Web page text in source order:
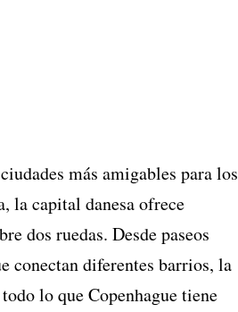
más amigables para los
la capital danesa ofrece
dos ruedas. Desde paseos
conectan diferentes barrios, la
lo que Copenhague tiene